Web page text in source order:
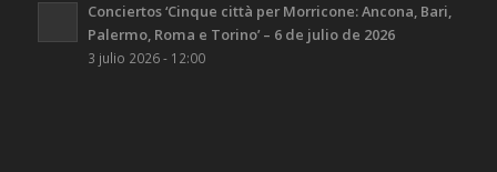
Conciertos ‘Cinque città per Morricone: Ancona, Bari,
Palermo, Roma e Torino’ – 6 de julio de 2026
3 julio 2026 - 12:00